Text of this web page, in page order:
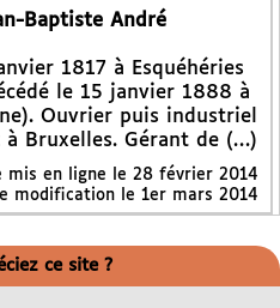
Baptiste André
1817 à Esquéhéries
le 15 janvier 1888 à
Ouvrier puis industriel
à Bruxelles. Gérant de (…)
mis en ligne le 28 février 2014
modification le 1er mars 2014
ce site ?